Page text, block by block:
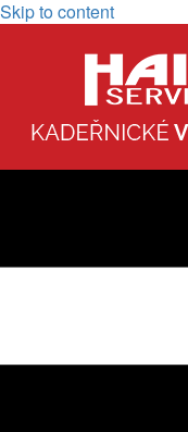
Skip to content